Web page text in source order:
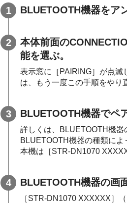
BLUETOOTH機器をア
本体前面の
能を選ぶ。
表示窓に［PAIRING］が点滅
は、もう一度この手順をやり
BLUETOOTH機器でペ
詳しくは、 BLUETOOTH機器
BLUETOOTH機器の種類によ
本機は［STR-DN1070
BLUETOOTH機器の画
［STR-DN1070 XXXXXX］